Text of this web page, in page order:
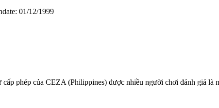
01/12/1999
phép của CEZA (Philippines) được nhiều người chơi đánh giá là